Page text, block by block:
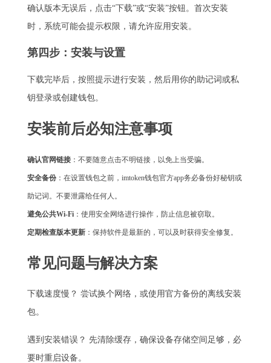
确认版本无误后，点击“下载”或“安装”按钮。首次安装
时，系统可能会提示权限，请允许应用安装。
第四步：安装与设置
下载完毕后，按照提示进行安装，然后用你的助记词或私
钥登录或创建钱包。
安装前后必知注意事项
确认官网链接：不要随意点击不明链接，以免上当受骗。
安全备份：在设置钱包之前， imtoken钱包官方app务必备份好秘钥或
助记词。不要泄露给任何人。
避免公共Wi-Fi：使用安全网络进行操作，防止信息被窃取。
定期检查版本更新：保持软件是最新的，可以及时获得安全修复。
常见问题与解决方案
下载速度慢？ 尝试换个网络，或使用官方备份的离线安装
包。
遇到安装错误？ 先清除缓存，确保设备存储空间足够，必
要时重启设备。